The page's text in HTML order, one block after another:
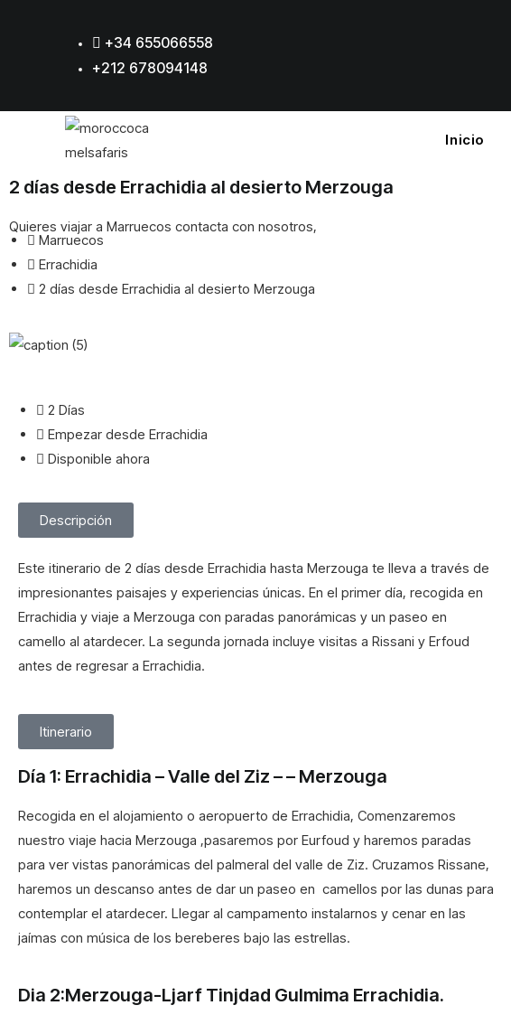
+34 655066558
+212 678094148
Inicio
2 días desde Errachidia al desierto Merzouga
Marruecos
Errachidia
2 días desde Errachidia al desierto Merzouga
Quieres viajar a Marruecos contacta con nosotros,
2 Días
Empezar desde Errachidia
Disponible ahora
Descripción
Este itinerario de 2 días desde Errachidia hasta Merzouga te lleva a través de
impresionantes paisajes y experiencias únicas. En el primer día, recogida en
Errachidia y viaje a Merzouga con paradas panorámicas y un paseo en
camello al atardecer. La segunda jornada incluye visitas a Rissani y Erfoud
antes de regresar a Errachidia.
Itinerario
Día 1: Errachidia – Valle del Ziz – – Merzouga
Recogida en el alojamiento o aeropuerto de Errachidia, Comenzaremos
nuestro viaje hacia Merzouga ,pasaremos por Eurfoud y haremos paradas
para ver vistas panorámicas del palmeral del valle de Ziz. Cruzamos Rissane,
haremos un descanso antes de dar un paseo en camellos por las dunas para
contemplar el atardecer. Llegar al campamento instalarnos y cenar en las
jaímas con música de los bereberes bajo las estrellas.
Dia 2:Merzouga-Ljarf Tinjdad Gulmima Errachidia.